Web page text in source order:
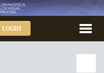
LOGIN